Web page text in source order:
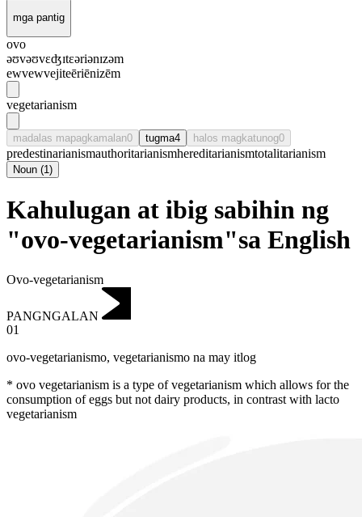
mga pantig
ovo
əʊvəʊvɛʤɪtɛəriənɪzəm
ewvewvejiteēriēnizēm
vegetarianism
madalas mapagkamalan0 tugma4 halos magkatunog0
predestinarianismauthoritarianismhereditarianismtotalitarianism
Noun (1)
Kahulugan at ibig sabihin ng
"ovo-vegetarianism"sa English
Ovo-vegetarianism
PANGNGALAN
01
ovo-vegetarianismo, vegetarianismo na may itlog
* ovo vegetarianism is a type of vegetarianism which allows for the
consumption of eggs but not dairy products, in contrast with lacto
vegetarianism